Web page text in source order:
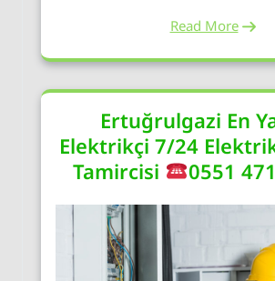
Read More
Ertuğrulgazi En
Elektrikçi 7/24
Tamircisi
0551